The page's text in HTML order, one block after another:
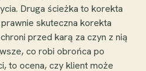
Druga ścieżka to korekta
skuteczna korekta
przed karą za czyn z nią
co robi obrońca po
to ocena, czy klient może